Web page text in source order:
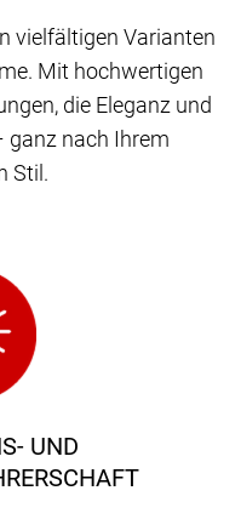
vielfältigen Varianten
Mit hochwertigen
die Eleganz und
ganz nach Ihrem
Stil.
UND